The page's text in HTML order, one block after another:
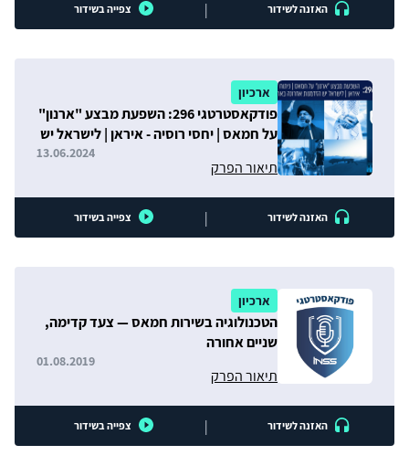
האזנה לשידור | צפייה בשידור
ארכיון
פודקאסטרטגי 296: השפעת מבצע "ארנון"
על חמאס | יחסי רוסיה - איראן | לישראל יש
תיאור הפרק
13.06.2024
האזנה לשידור | צפייה בשידור
ארכיון
הטכנולוגיה בשירות חמאס — צעד קדימה,
שניים אחורה
תיאור הפרק
01.08.2019
האזנה לשידור | צפייה בשידור